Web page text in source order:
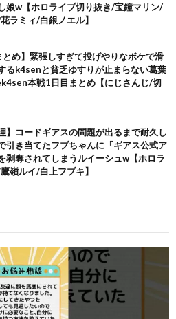
娘w【ホロライブ切り抜き/宝鐘マリン/
ラミィ/白銀ノエル】
とめ】緊張しすぎて投げやりなボケで滑
るk4senと貧乏ゆすりが止まらない葛葉
本戦1日目まとめ【にじさんじ/切
】コードギアスの問題が出るまで耐久し
引き当てたフブちゃんに『ギアス公式ア
剥奪されてしまうルイーシュw【ホロラ
嶺ルイ/白上フブキ】